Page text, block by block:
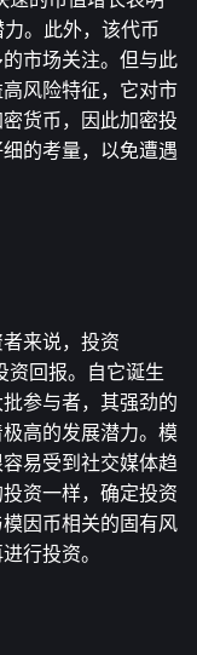
。此外，该代币
市场关注。但与此
风险特征，它对市
货币，因此加密投
的考量，以免遭遇
来说，投资
资回报。自它诞生
参与者，其强劲的
高的发展潜力。模
易受到社交媒体趋
资一样，确定投资
因币相关的固有风
行投资。